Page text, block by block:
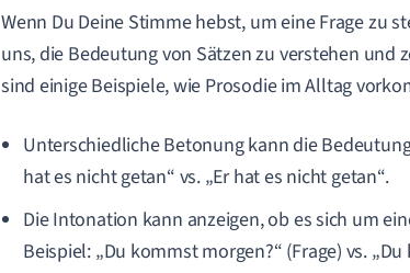
Wenn Du Deine Stimme hebst, um eine Frage zu
uns, die Bedeutung von Sätzen zu verstehen und
sind einige Beispiele, wie Prosodie im Alltag
Unterschiedliche Betonung kann die
hat es nicht getan“ vs. „Er hat es nicht getan“.
Die Intonation kann anzeigen, ob es sich um
Beispiel: „Du kommst morgen?“ (Frage) vs.